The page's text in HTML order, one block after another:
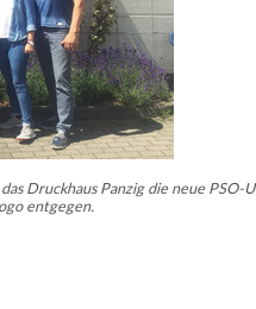
Druckhaus Panzig die neue PSO-
entgegen.